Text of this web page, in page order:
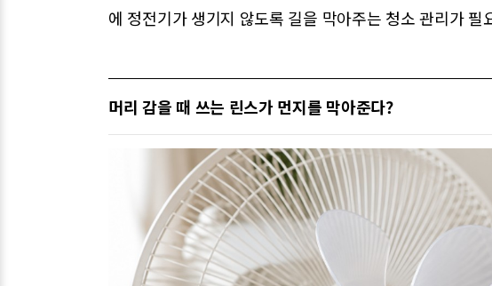
에 정전기가 생기지 않도록 길을 막아주는 청소 관리가 필
머리 감을 때 쓰는 린스가 먼지를 막아준다?